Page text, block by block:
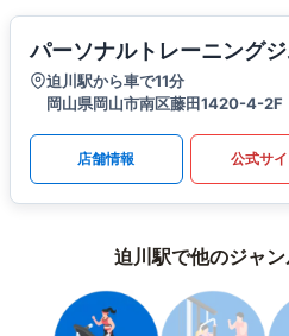
パーソナルトレーニング
迫川駅から車で11分
岡山県岡山市南区藤田1420-4-2F
店舗情報 公式サイ
迫川駅で他のジャ